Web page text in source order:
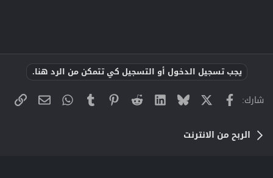
يجب تسجيل الدخول أو التسجيل كي تتمكن من الرد هنا.
شارك: فيسبوك Bluesky
LinkedIn
Reddit
Pinterest
Tumblr
WhatsApp
البريد
الربح من الانترنت